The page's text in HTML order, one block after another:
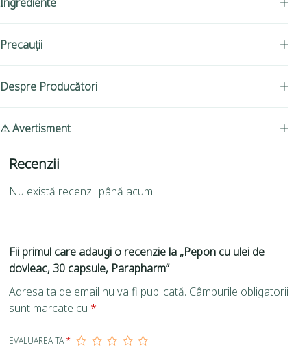
Precauții
Despre Producători
⚠ Avertisment
Recenzii
Nu există recenzii până acum.
Fii primul care adaugi o recenzie la „Pepon cu ulei de
dovleac, 30 capsule, Parapharm”
Adresa ta de email nu va fi publicată. Câmpurile obligatorii
sunt marcate cu *
EVALUAREA TA*